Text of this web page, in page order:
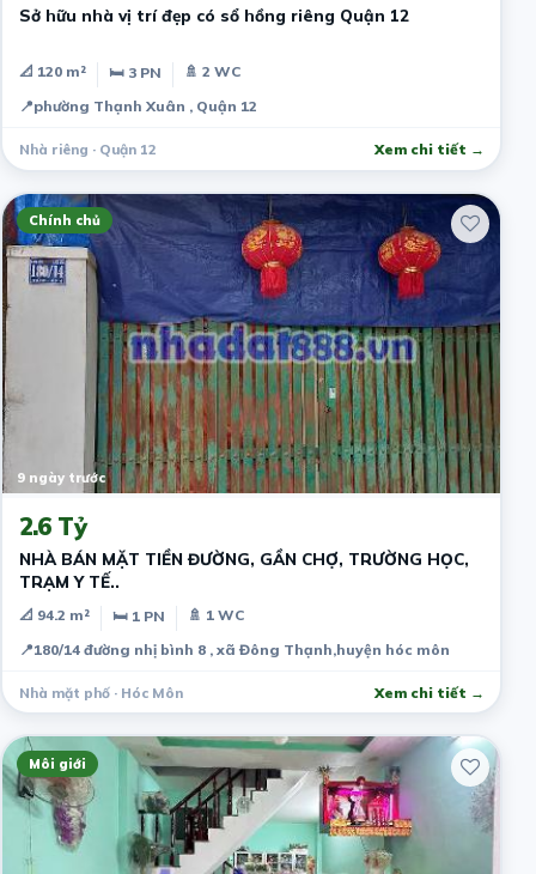
Sở hữu nhà vị trí đẹp có sổ hồng riêng Quận 12
📐 120 m² 🛏 3 PN
🚿 2 WC
📍phường Thạnh Xuân , Quận 12
Nhà riêng · Quận 12 Xem chi tiết →
Chính chủ
9 ngày trước
2.6 Tỷ
NHÀ BÁN MẶT TIỀN ĐƯỜNG, GẦN CHỢ, TRƯỜNG HỌC,
TRẠM Y TẾ..
📐 94.2 m² 🛏 1 PN
🚿 1 WC
📍180/14 đường nhị bình 8 , xã Đông Thạnh,huyện hóc môn
Nhà mặt phố · Hóc Môn Xem chi tiết →
Môi giới